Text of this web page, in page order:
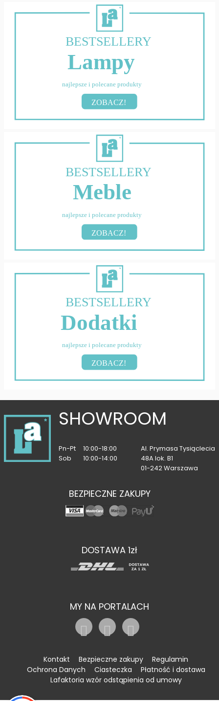
BESTSELLERY
Lampy
najlepsze i polecane produkty
ZOBACZ!
BESTSELLERY
Meble
najlepsze i polecane produkty
ZOBACZ!
BESTSELLERY
Dodatki
najlepsze i polecane produkty
ZOBACZ!
SHOWROOM
Pn-Pt
10:00-18:00
Sob
10:00-14:00
Al. Prymasa Tysiąclecia
48A lok. B1
01-242 Warszawa
BEZPIECZNE ZAKUPY
DOSTAWA 1zł
MY NA PORTALACH
Kontakt Bezpieczne zakupy
Regulamin
Ochrona Danych
Ciasteczka
Płatność i dostawa
Lafaktoria wzór odstąpienia od umowy